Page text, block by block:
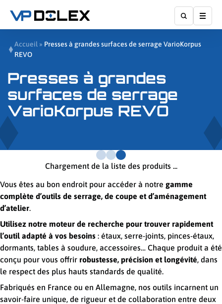
Accueil » Presses à grandes surfaces de serrage VarioKorpus
REVO
Presses à grandes
surfaces de serrage
VarioKorpus REVO
Chargement de la liste des produits ...
Vous êtes au bon endroit pour accéder à notre gamme
complète d’outils de serrage, de coupe et d’aménagement
d’atelier.
Utilisez notre moteur de recherche pour trouver rapidement
l’outil adapté à vos besoins : étaux, serre-joints, pinces-étaux,
dormants, tables à soudure, accessoires… Chaque produit a été
conçu pour vous offrir robustesse, précision et longévité, dans
le respect des plus hauts standards de qualité.
Fabriqués en France ou en Allemagne, nos outils incarnent un
savoir-faire unique, de rigueur et de collaboration entre deux